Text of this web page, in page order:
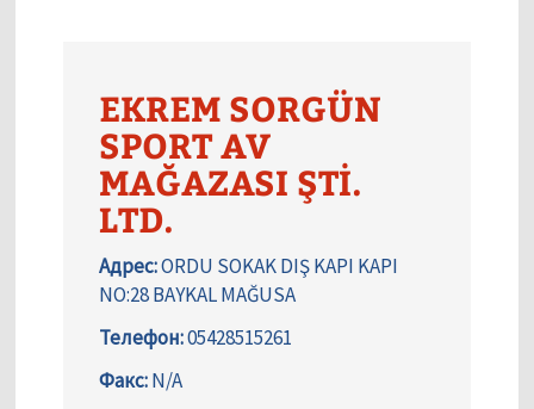
EKREM SORGÜN
SPORT AV
MAĞAZASI ŞTİ.
LTD.
Адрес:ORDU SOKAK DIŞ KAPI KAPI
NO:28 BAYKAL MAĞUSA
Телефон:05428515261
Факс:N/A